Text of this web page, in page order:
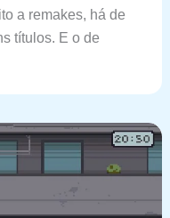
a remakes, há de
títulos. E o de